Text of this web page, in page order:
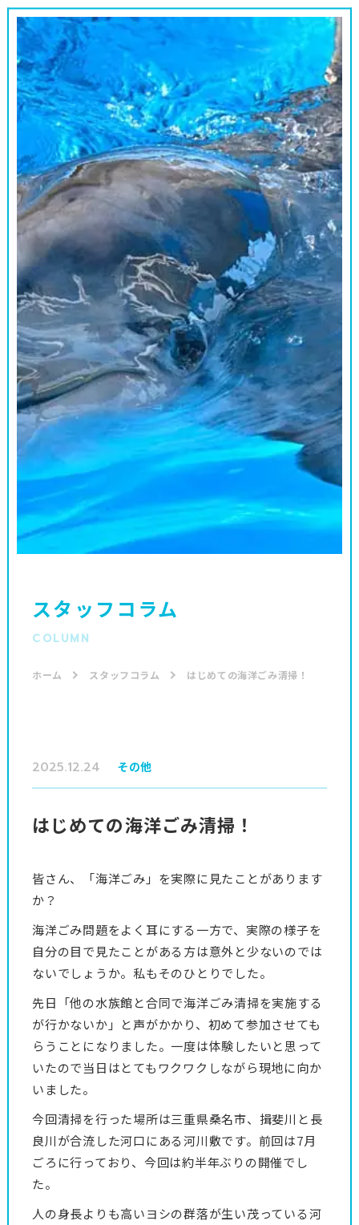
スタッフコラム
COLUMN
ホーム スタッフコラム はじめての海洋ごみ清掃！
2025.12.24 その他
はじめての海洋ごみ清掃！
皆さん、「海洋ごみ」を実際に見たことがあります
か？
海洋ごみ問題をよく耳にする一方で、実際の様子を
自分の目で見たことがある方は意外と少ないのでは
ないでしょうか。私もそのひとりでした。
先日「他の水族館と合同で海洋ごみ清掃を実施する
が行かないか」と声がかかり、初めて参加させても
らうことになりました。一度は体験したいと思って
いたので当日はとてもワクワクしながら現地に向か
いました。
今回清掃を行った場所は三重県桑名市、揖斐川と長
良川が合流した河口にある河川敷です。前回は7月
ごろに行っており、今回は約半年ぶりの開催でし
た。
人の身長よりも高いヨシの群落が生い茂っている河